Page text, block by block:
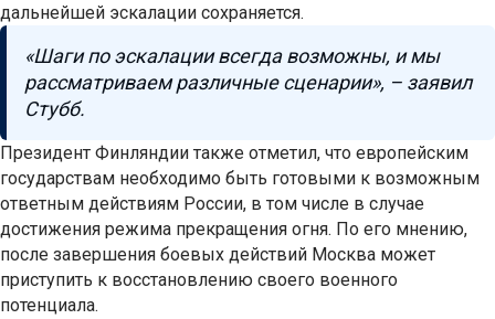
дальнейшей эскалации сохраняется.
«Шаги по эскалации всегда возможны, и мы
рассматриваем различные сценарии», – заявил
Стубб.
Президент Финляндии также отметил, что европейским
государствам необходимо быть готовыми к возможным
ответным действиям России, в том числе в случае
достижения режима прекращения огня. По его мнению,
после завершения боевых действий Москва может
приступить к восстановлению своего военного
потенциала.